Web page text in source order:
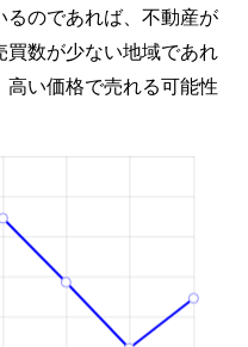
のであれば、不動産が
数が少ない地域であれ
い価格で売れる可能性